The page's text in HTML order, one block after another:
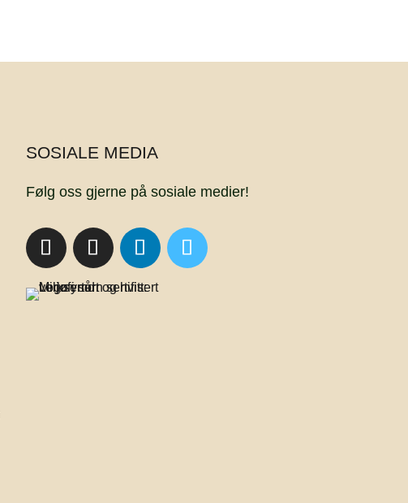
SOSIALE MEDIA
Følg oss gjerne på sosiale medier!